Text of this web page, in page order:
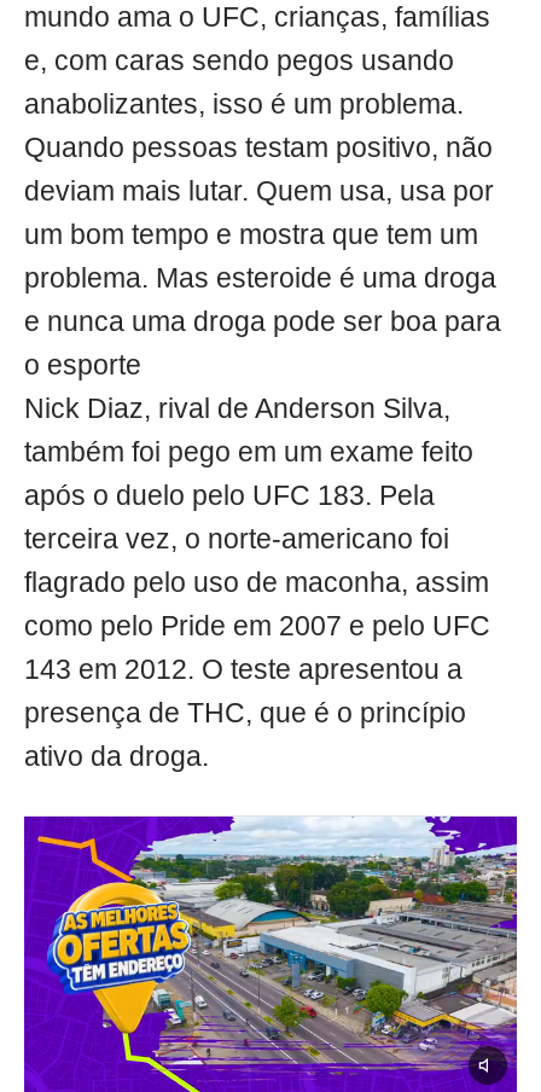
mundo ama o UFC, crianças, famílias
e, com caras sendo pegos usando
anabolizantes, isso é um problema.
Quando pessoas testam positivo, não
deviam mais lutar. Quem usa, usa por
um bom tempo e mostra que tem um
problema. Mas esteroide é uma droga
e nunca uma droga pode ser boa para
o esporte
Nick Diaz, rival de Anderson Silva,
também foi pego em um exame feito
após o duelo pelo UFC 183. Pela
terceira vez, o norte-americano foi
flagrado pelo uso de maconha, assim
como pelo Pride em 2007 e pelo UFC
143 em 2012. O teste apresentou a
presença de THC, que é o princípio
ativo da droga.